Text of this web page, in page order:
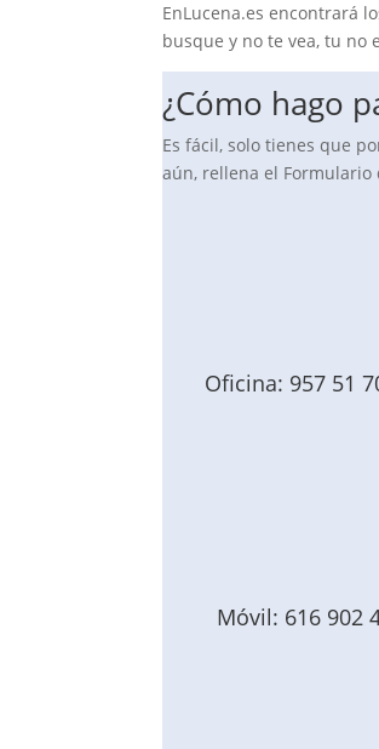
EnLucena.es encontrará
busque y no te vea, tu no
¿Cómo hago
Es fácil, solo tienes que
aún, rellena el Formulario
Oficina: 957 51
Móvil: 616 902